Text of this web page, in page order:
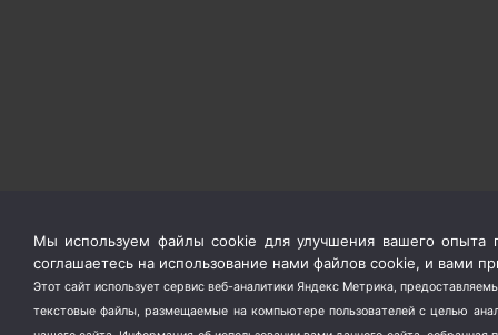
Мы используем файлы cookie для улучшения вашего опыта
соглашаетесь на использование нами файлов cookie, и вами
Этот сайт использует сервис веб-аналитики Яндекс Метрика,
текстовые файлы, размещаемые на компьютере пользователей с целью